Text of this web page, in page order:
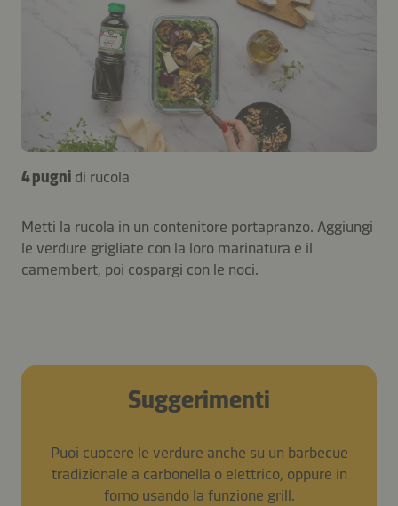
4 pugni di rucola
Metti la rucola in un contenitore portapranzo. Aggiungi
le verdure grigliate con la loro marinatura e il
camembert, poi cospargi con le noci.
Suggerimenti
Puoi cuocere le verdure anche su un barbecue
tradizionale a carbonella o elettrico, oppure in
forno usando la funzione grill.